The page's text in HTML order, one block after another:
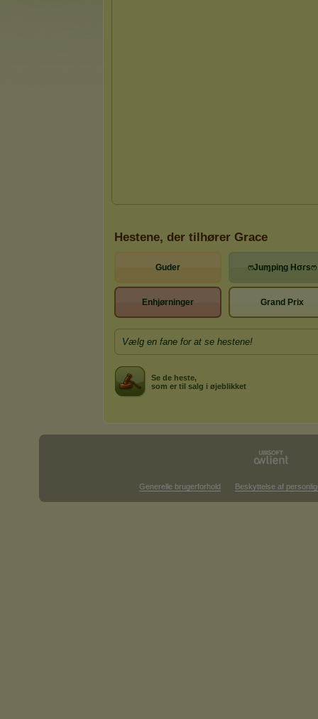
Hestene, der tilhører Grace
Guder ෆJuɱpiƞg Hσɾsෆ
Enhjørninger Grand Prix
Vælg en fane for at se hestene!
Se de heste,
som er til salg i øjeblikket
Generelle brugerforhold Beskyttelse af